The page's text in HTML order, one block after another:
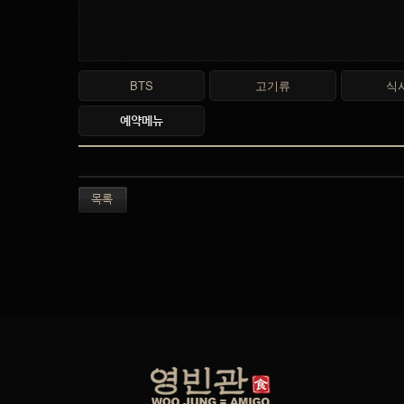
BTS 고기류 식
예약메뉴
목록